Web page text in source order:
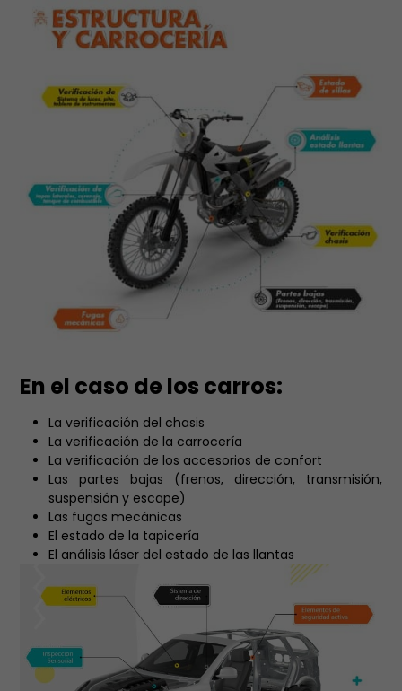
En el caso de los carros:
La verificación del chasis
La verificación de la carrocería
La verificación de los accesorios de confort
Las partes bajas (frenos, dirección, transmisión,
suspensión y escape)
Las fugas mecánicas
El estado de la tapicería
El análisis láser del estado de las llantas